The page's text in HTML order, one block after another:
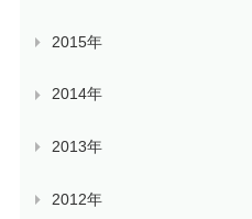
2015年
2014年
2013年
2012年